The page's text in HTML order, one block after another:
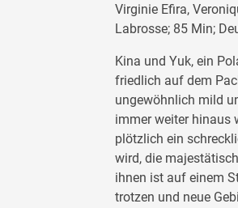
Virginie Efira,
Labrosse; 85 Min;
Kina und Yuk, ein
friedlich auf dem
ungewöhnlich mild
immer weiter hinaus
plötzlich ein
wird, die
ihnen ist auf einem
trotzen und neue